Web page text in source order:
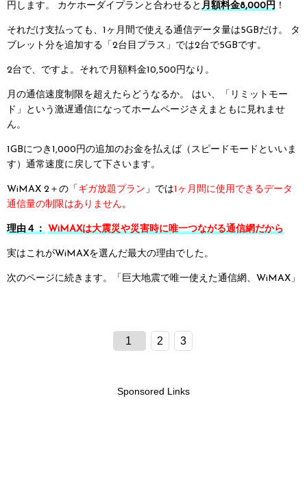
円します。
カケホーダイプランと合わせると 月額料金8,000円 ！
それだけ支払っても、1ヶ月間で使える通信データ量は5GBだけ。
タ
ブレット分を追加する「2台目プラス」では2台で5GBです。
2台で、ですよ。それで月額料金10,500円なり。
月の通信速度制限を超えたらどうなるか。
はい、「リミットモー
ド」という激遅通信になってホームページさえまともに見れませ
ん。
1GBにつき1,000円の追加のお金を払えば（スピードモードといいま
す）通常速度に戻して下さいます。
WiMAX 2＋の「 ギガ放題プラン」では1ヶ月間に使用できるデータ
通信量の制限はありません。
理由４： WiMAXは大震災や災害時に唯一つながる通信網だから
実はこれがWiMAXを選んだ最大の理由でした。
次のページに続きます。 「巨大地震で唯一使えた通信網、WiMAX」
1 2 3
Sponsored Links